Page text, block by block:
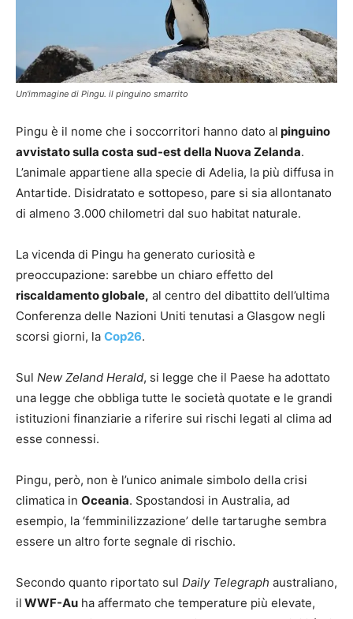
Un'immagine di Pingu. il pinguino smarrito
Pingu è il nome che i soccorritori hanno dato al pinguino
avvistato sulla costa sud-est della Nuova Zelanda.
L’animale appartiene alla specie di Adelia, la più diffusa in
Antartide. Disidratato e sottopeso, pare si sia allontanato
di almeno 3.000 chilometri dal suo habitat naturale.
La vicenda di Pingu ha generato curiosità e
preoccupazione: sarebbe un chiaro effetto del
riscaldamento globale, al centro del dibattito dell’ultima
Conferenza delle Nazioni Uniti tenutasi a Glasgow negli
scorsi giorni, la Cop26.
Sul New Zeland Herald, si legge che il Paese ha adottato
una legge che obbliga tutte le società quotate e le grandi
istituzioni finanziarie a riferire sui rischi legati al clima ad
esse connessi.
Pingu, però, non è l’unico animale simbolo della crisi
climatica in Oceania. Spostandosi in Australia, ad
esempio, la ‘femminilizzazione’ delle tartarughe sembra
essere un altro forte segnale di rischio.
Secondo quanto riportato sul Daily Telegraph australiano,
il WWF-Au ha affermato che temperature più elevate,